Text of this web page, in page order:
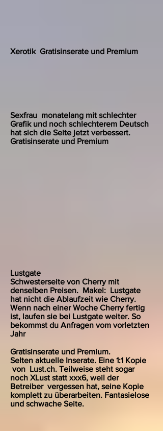
Xerotik Gratisinserate und Premium
Sexfrau monatelang mit schlechter
Grafik und noch schlechterem Deutsch
hat sich die Seite jetzt verbessert.
Gratisinserate und Premium
Lustgate
Schwesterseite von Cherry mit
denselben Preisen. Makel: Lustgate
hat nicht die Ablaufzeit wie Cherry.
Wenn nach einer Woche Cherry fertig
ist, laufen sie bei Lustgate weiter. So
bekommst du Anfragen vom vorletzten
Jahr
Gratisinserate und Premium.
Selten aktuelle Inserate. Eine 1:1 Kopie
von Lust.ch. Teilweise steht sogar
noch XLust statt xxx6, weil der
Betreibervergessen hat, seine Kopie
komplett zu überarbeiten. Fantasielose
und schwache Seite.